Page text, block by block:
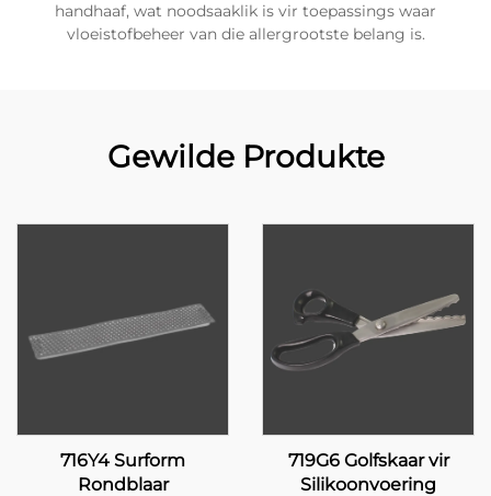
handhaaf, wat noodsaaklik is vir toepassings waar
vloeistofbeheer van die allergrootste belang is.
Gewilde Produkte
716Y4 Surform
Rondblaar
719G6 Golfskaar vir
Silikoonvoering